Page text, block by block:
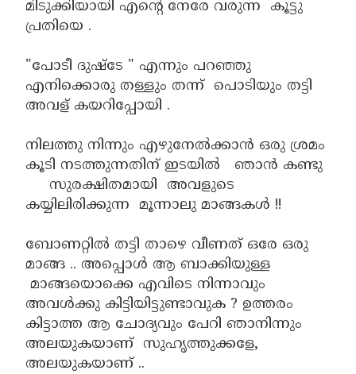
മിടുക്കിയായി എന്റെ നേരേ വരുന്ന കൂട്ടു
പ്രതിയെ .
"പോടീ ദുഷ്ടേ " എന്നും പറഞ്ഞു
എനിക്കൊരു തള്ളും തന്ന് പൊടിയും തട്ടി
അവള് കയറിപ്പോയി .
നിലത്തു നിന്നും എഴുനേൽക്കാൻ ഒരു ശ്രമം
കൂടി നടത്തുന്നതിന് ഇടയിൽ ഞാൻ കണ്ടു
സുരക്ഷിതമായി അവളുടെ
കയ്യിലിരിക്കുന്ന മൂന്നാലു മാങ്ങകൾ !!
ബോണറ്റിൽ തട്ടി താഴെ വീണത് ഒരേ ഒരു
മാങ്ങ .. അപ്പൊൾ ആ ബാക്കിയുള്ള
മാങ്ങയൊക്കെ എവിടെ നിന്നാവും
അവൾക്കു കിട്ടിയിട്ടുണ്ടാവുക ? ഉത്തരം
കിട്ടാത്ത ആ ചോദ്യവും പേറി ഞാനിന്നും
അലയുകയാണ് സുഹൃത്തുക്കളേ,
അലയുകയാണ് ..